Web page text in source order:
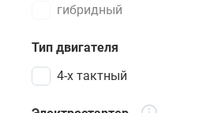
гибридный
Тип двигателя
4-х тактный